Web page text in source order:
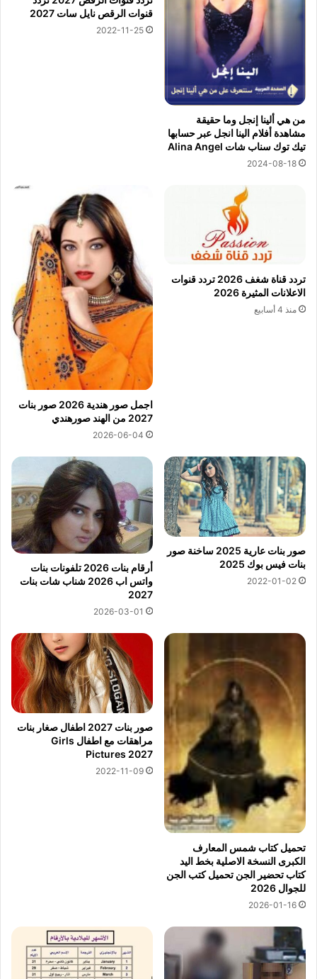
من هي ألينا إنجل وما حقيقة
مشاهدة أفلام الينا انجل عبر حسابها
تيك توك سناب شات Alina Angel
2024-08-18
قنوات الرقص نايل سات 2027
2022-11-25
تردد قناة شغف 2026 تردد قنوات
الاعلانات المثيرة 2026
منذ 4 أسابيع
اجمل صور هندية 2026 صور بنات
2027 من الهند صورهندي
2026-06-04
صور بنات عارية 2025 ساخنة صور
بنات فيس بوك 2025
2022-01-02
أرقام بنات 2026 تلفونات بنات
واتس اب 2026 شناب شات بنات
2027
2026-03-01
تحميل كتاب شمس المعارف
الكبرى النسخة الاصلية بخط اليد
كتاب تحضير الجن تحميل كتب الجن
للجوال 2026
2026-01-16
صور بنات 2027 اطفال صغار بنات
مراهقات مع اطفال Girls
Pictures 2027
2022-11-09